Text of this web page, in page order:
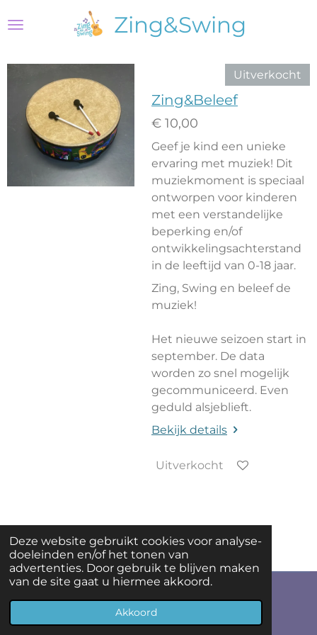
Deze website gebruikt cookies voor analyse-
doeleinden en/of het tonen van
advertenties. Door gebruik te blijven maken
van de site gaat u hiermee akkoord.
Akkoord
direct
de
hoofdinhoud
Zing&Swing
Uitverkocht
Zing&Beleef
€ 10,00
Geef je kind een unieke
ervaring met muziek! Dit
muziekmoment is speciaal
ontworpen voor kinderen
met een verstandelijke
beperking en/of
ontwikkelingsachterstand
in de leeftijd van 0-18 jaar.
Zing, Swing en beleef de
muziek!
Het nieuwe seizoen start in
september. De data
worden zo snel mogelijk
gecommuniceerd. Even
geduld alsjeblieft.
Bekijk details
Uitverkocht
JouwWeb